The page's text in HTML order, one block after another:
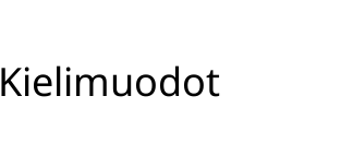
Kielimuodot